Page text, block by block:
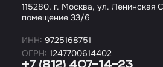
115280, г. Москва, ул. Ленинская
помещение 33/6
ИНН: 9725168751
ОГРН: 1247700614402